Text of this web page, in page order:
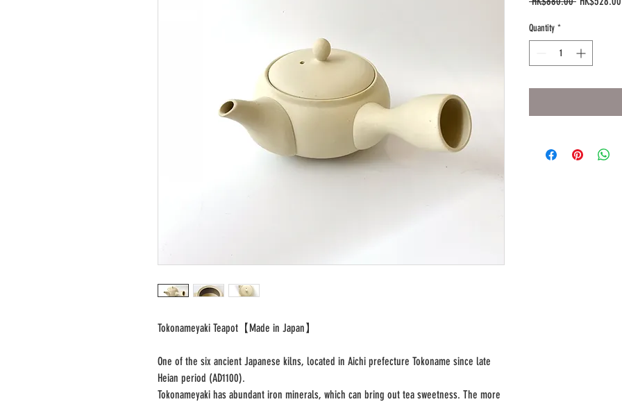
Tokonameyaki Teapot 【Made in Japan】
One of the six ancient Japanese kilns, located in Aichi prefecture Tokoname since late
Heian period (AD1100).
Tokonameyaki has abundant iron minerals, which can bring out tea sweetness. The more
Quantity *